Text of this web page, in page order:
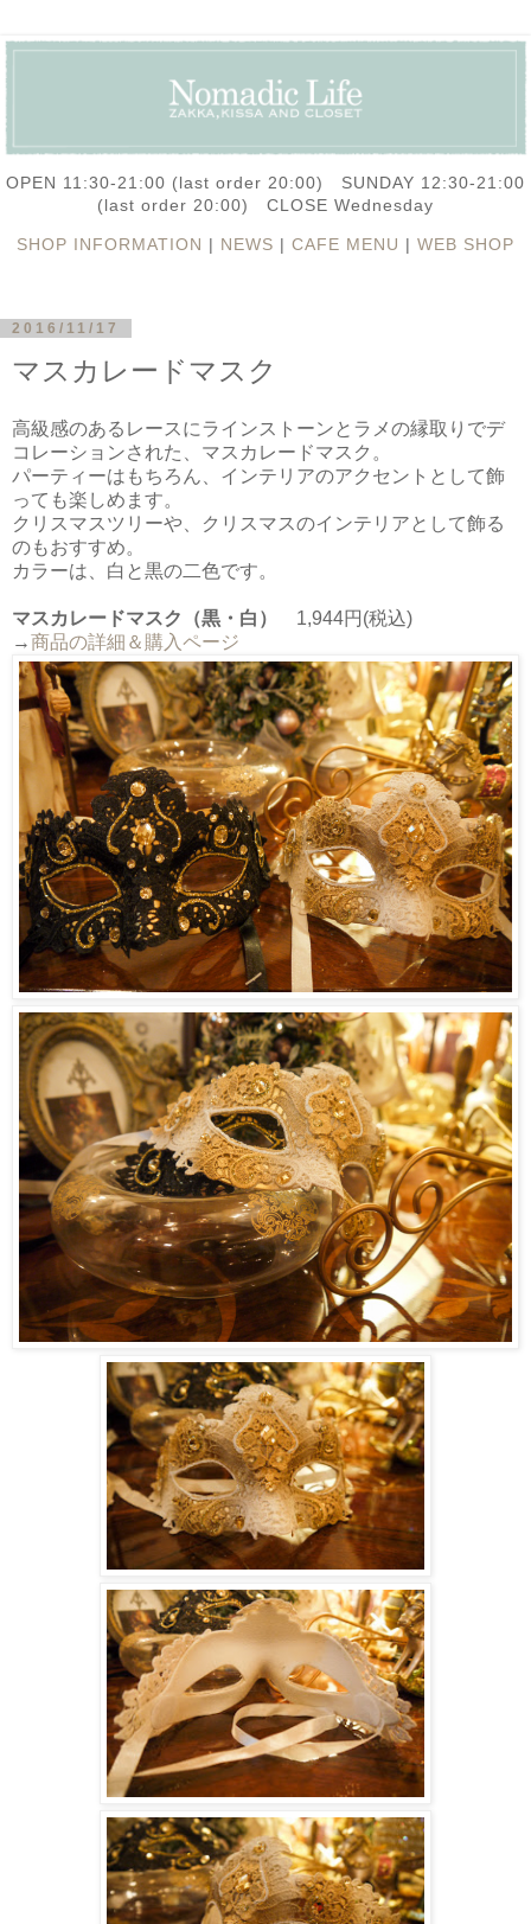
OPEN 11:30-21:00 (last order 20:00) SUNDAY 12:30-21:00
(last order 20:00) CLOSE Wednesday
SHOP INFORMATION | NEWS | CAFE MENU | WEB SHOP
2016/11/17
マスカレードマスク
高級感のあるレースにラインストーンとラメの縁取りでデ
コレーションされた、マスカレードマスク。
パーティーはもちろん、インテリアのアクセントとして飾
っても楽しめます。
クリスマスツリーや、クリスマスのインテリアとして飾る
のもおすすめ。
カラーは、白と黒の二色です。
マスカレードマスク（黒・白）
1,944円(税込)
→商品の詳細＆購入ページ